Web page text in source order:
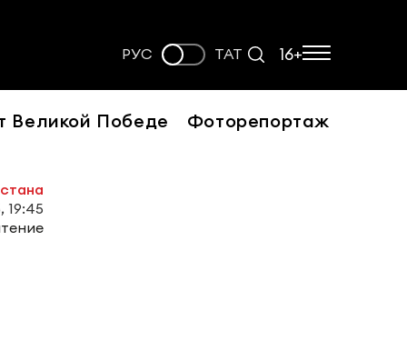
РУС ТАТ 16+
Великой Победе Фоторепортаж
19:45